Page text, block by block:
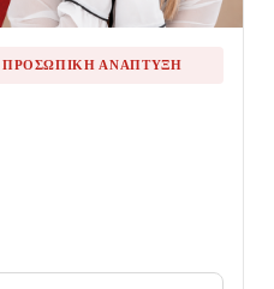
ΠΡΟΣΩΠΙΚΉ ΑΝΆΠΤΥΞΗ